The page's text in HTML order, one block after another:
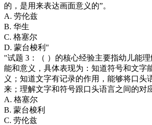
的，是用来表达画面意义的”。
A. 劳伦兹
B. 华生
C. 格塞尔
D. 蒙台梭利"
"试题 3：（ ）的核心经验主要指幼儿能
能和意义，具体表现为：知道符号和文字
义；知道文字有记录的作用，能够将口头
来；理解文字和符号跟口头语言之间的对
A. 格塞尔
B. 蒙台梭利
C. 劳伦兹